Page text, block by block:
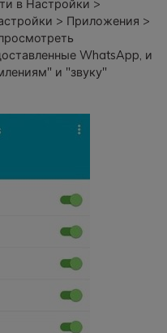
в Настройки >
> Приложения >
WhatsApp, и
и "звуку"